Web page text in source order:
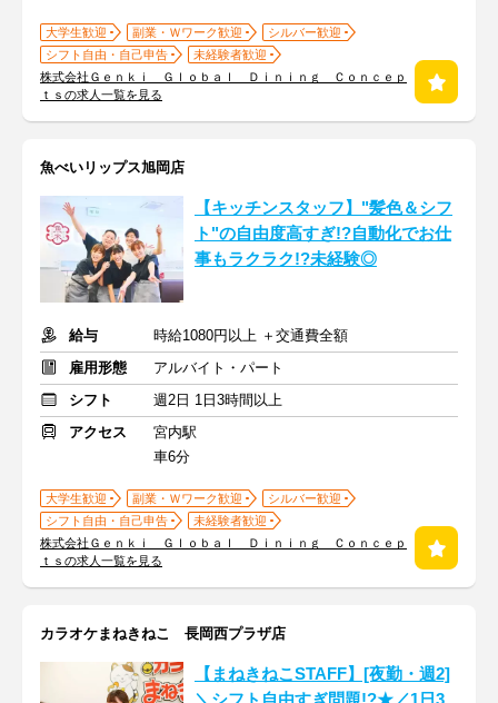
大学生歓迎 副業・Ｗワーク歓迎
シルバー歓迎
シフト自由・自己申告
未経験者歓迎
株式会社Ｇｅｎｋｉ Ｇｌｏｂａｌ Ｄｉｎｉｎｇ Ｃｏｎｃｅｐ
ｔｓの求人一覧を見る
魚べいリップス旭岡店
【キッチンスタッフ】"髪色＆シフ
ト"の自由度高すぎ!?自動化でお仕
事もラクラク!?未経験◎
給与
時給1080円以上 ＋交通費全額
雇用形態
アルバイト・パート
シフト
週2日 1日3時間以上
アクセス
宮内駅
車6分
大学生歓迎 副業・Ｗワーク歓迎
シルバー歓迎
シフト自由・自己申告
未経験者歓迎
株式会社Ｇｅｎｋｉ Ｇｌｏｂａｌ Ｄｉｎｉｎｇ Ｃｏｎｃｅｐ
ｔｓの求人一覧を見る
カラオケまねきねこ 長岡西プラザ店
【まねきねこSTAFF】[夜勤・週2]